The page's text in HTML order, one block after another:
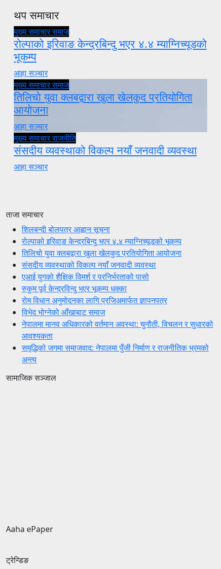
थप समाचार
मुख्य समाचारसमाज
रोल्पाको इरिवाङ केन्द्रबिन्दु भएर ४.४ म्याग्निच्यूडको
भूकम्प
आहा सञ्चार
मुख्य समाचारसमाज
तिलिचो युवा क्लबद्वारा खुला खेलकुद प्रतियोगिता
आयोजना
आहा सञ्चार
मुख्य समाचारराजनीति
संसदीय व्यवस्थाको विकल्प नयाँ जनवादी व्यवस्था
आहा सञ्चार
ताजा समाचार
शिलबन्दी बोलपत्र आह्वान सूचना
रोल्पाको इरिवाङ केन्द्रबिन्दु भएर ४.४ म्याग्निच्यूडको भूकम्प
तिलिचो युवा क्लबद्वारा खुला खेलकुद प्रतियोगिता आयोजना
संसदीय व्यवस्थाको विकल्प नयाँ जनवादी व्यवस्था
एआई युगको शैक्षिक विमर्श र परनिर्भरताको पासो
रुकुम पूर्व केन्द्रविन्दु भएर भूकम्प धक्का
रोम विधान अनुमोदनका लागि प्रजिअमार्फत ज्ञापनपत्र
विभेद भोग्नेको आँखाबाट समाज
नेपालमा मानव अधिकारको वर्तमान अवस्था: चुनौती, विचलन र सुधारको
आवश्यकता
समृद्धिको जगमा समाजवाद: नेपालमा पुँजी निर्माण र राजनीतिक भ्रमको
अन्त्य
सामाजिक सञ्जाल
Aaha ePaper
ट्रेन्डिङ